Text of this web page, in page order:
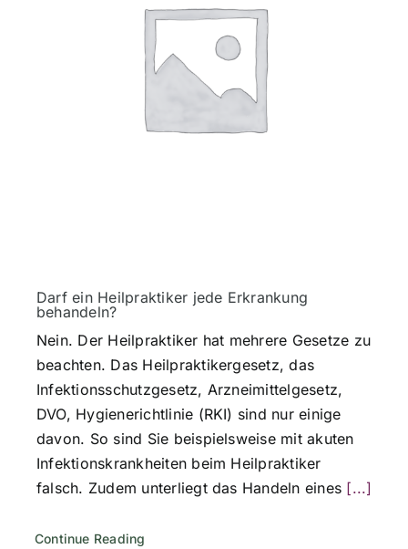
Darf ein Heilpraktiker jede Erkrankung
behandeln?
Nein. Der Heilpraktiker hat mehrere Gesetze zu
beachten. Das Heilpraktikergesetz, das
Infektionsschutzgesetz, Arzneimittelgesetz,
DVO, Hygienerichtlinie (RKI) sind nur einige
davon. So sind Sie beispielsweise mit akuten
Infektionskrankheiten beim Heilpraktiker
falsch. Zudem unterliegt das Handeln eines [...]
Continue Reading